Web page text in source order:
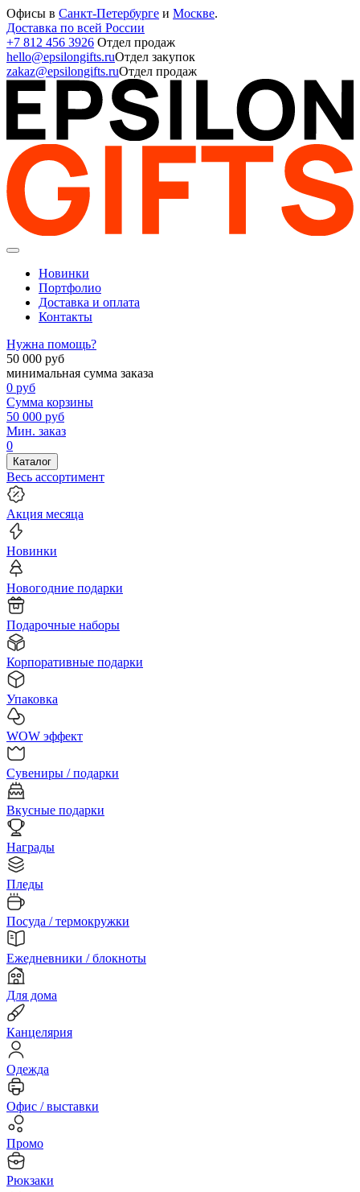
Офисы в Санкт-Петербурге и Москве.
Доставка по всей России
+7 812 456 3926 Отдел продаж
hello@epsilongifts.ruОтдел закупок
zakaz@epsilongifts.ruОтдел продаж
Новинки
Портфолио
Доставка и оплата
Контакты
Нужна помощь?
50 000 руб
минимальная сумма заказа
0 руб
Сумма корзины
50 000 руб
Мин. заказ
0
Каталог
Весь ассортимент
Акция месяца
Новинки
Новогодние подарки
Подарочные наборы
Корпоративные подарки
Упаковка
WOW эффект
Сувениры / подарки
Вкусные подарки
Награды
Пледы
Посуда / термокружки
Ежедневники / блокноты
Для дома
Канцелярия
Одежда
Офис / выставки
Промо
Рюкзаки